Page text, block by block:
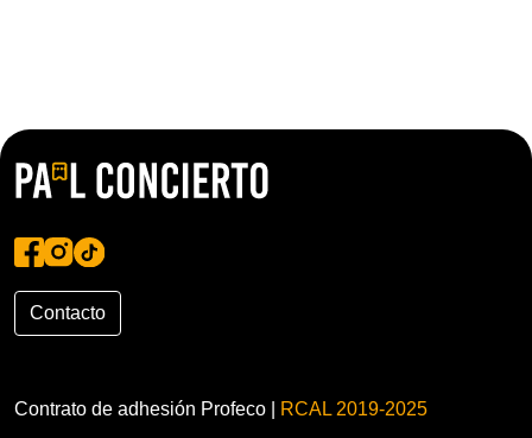
Contacto
Contrato de adhesión Profeco | RCAL 2019-2025